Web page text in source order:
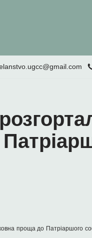
проща до Патріаршого